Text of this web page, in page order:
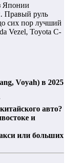
Японии
Правый руль
сих пор лучший
Vezel, Toyota C-
Voyah) в 2025
авто?
и
или больших